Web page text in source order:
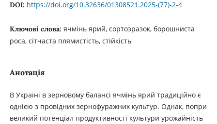
DOI: https://doi.org/10.32636/01308521.2025-(77)-2-4
Ключові слова: ячмінь ярий, сортозразок, борошниста
роса, сітчаста плямистість, стійкість
Анотація
В Україні в зерновому балансі ячмінь ярий традиційно є
однією з провідних зернофуражних культур. Однак, попри
великий потенціал продуктивності культури урожайність